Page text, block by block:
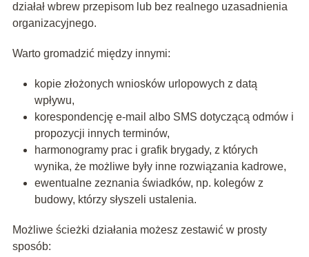
działał wbrew przepisom lub bez realnego uzasadnienia
organizacyjnego.
Warto gromadzić między innymi:
kopie złożonych wniosków urlopowych z datą
wpływu,
korespondencję e‑mail albo SMS dotyczącą odmów i
propozycji innych terminów,
harmonogramy prac i grafik brygady, z których
wynika, że możliwe były inne rozwiązania kadrowe,
ewentualne zeznania świadków, np. kolegów z
budowy, którzy słyszeli ustalenia.
Możliwe ścieżki działania możesz zestawić w prosty
sposób: